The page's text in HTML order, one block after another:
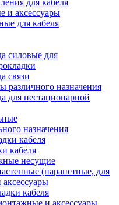
для кабеля
и аксессуары
для кабеля
силовые для
связи
различного назначения
для нестационарной
назначения
кабеля
несущие
(парапетные, для
кабеля
и аксессуары